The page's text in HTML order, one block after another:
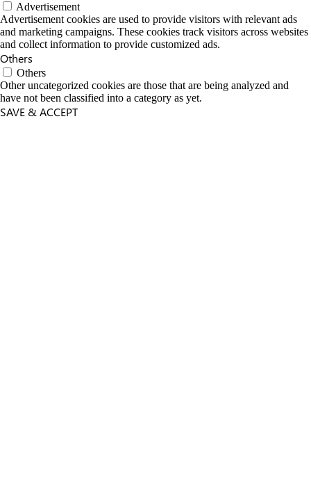
Advertisement
Advertisement cookies are used to provide visitors with relevant ads
and marketing campaigns. These cookies track visitors across websites
and collect information to provide customized ads.
Others
Others
Other uncategorized cookies are those that are being analyzed and
have not been classified into a category as yet.
SAVE & ACCEPT